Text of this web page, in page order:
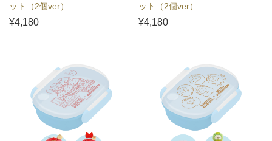
ット（2個ver）
¥4,180
ット（2個ver）
¥4,180